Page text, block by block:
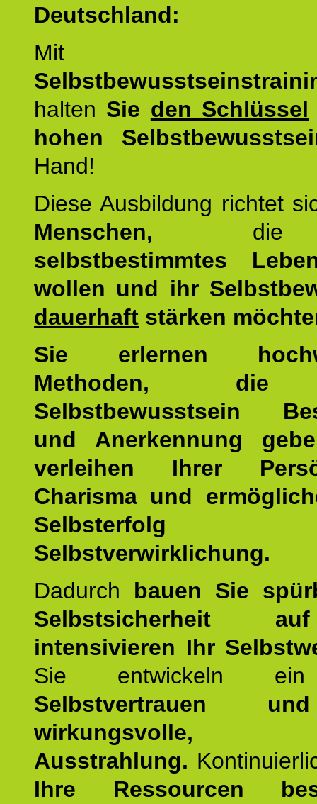
Deutschland:
Mit
halten Sie den Schlüssel
hohen
Hand!
Diese Ausbildung richtet
Menschen,
selbstbestimmtes
wollen und ihr
dauerhaft stärken
Sie erlernen
Methoden, die
Selbstbewusstsein
und Anerkennung
verleihen Ihrer
Charisma und
Selbstverwirklichung.
Dadurch bauen Sie
Selbstsicherheit
intensivieren Ihr
Sie entwickeln ein
Selbstvertrauen
wirkungsvolle,
Ausstrahlung.
Ihre Ressourcen